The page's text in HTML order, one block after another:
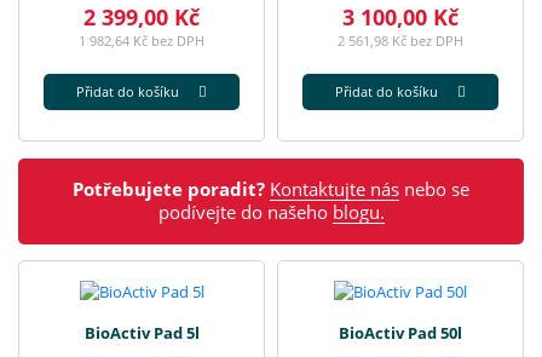
2 399,00 Kč
1 982,64 Kč bez DPH
Přidat do košíku
3 100,00 Kč
2 561,98 Kč bez DPH
Přidat do košíku
Potřebujete poradit? Kontaktujte nás nebo se
podívejte do našeho blogu.
BioActiv Pad 5l BioActiv Pad 50l